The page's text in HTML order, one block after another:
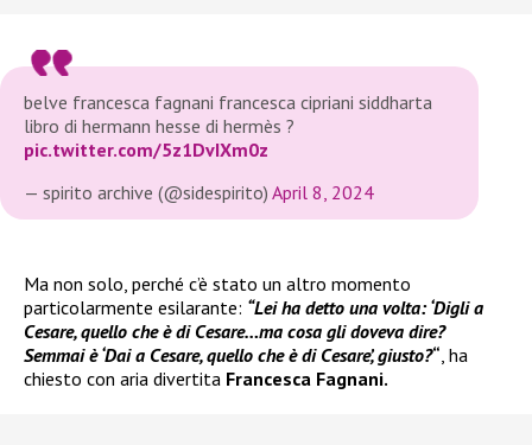
belve francesca fagnani francesca cipriani siddharta
libro di hermann hesse di hermès ?
pic.twitter.com/5z1DvIXm0z
— spirito archive (@sidespirito) April 8, 2024
Ma non solo, perché c’è stato un altro momento
particolarmente esilarante: “Lei ha detto una volta: ‘Digli a
Cesare, quello che è di Cesare…ma cosa gli doveva dire?
Semmai è ‘Dai a Cesare, quello che è di Cesare’, giusto?“, ha
chiesto con aria divertita Francesca Fagnani.